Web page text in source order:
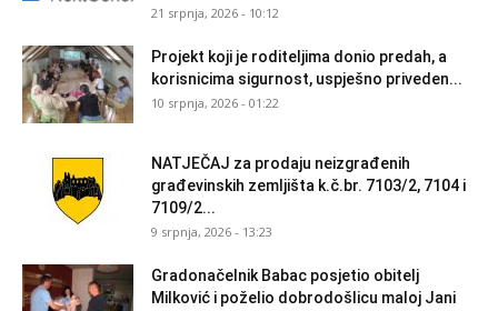
21 srpnja, 2026 - 10:12
Projekt koji je roditeljima donio predah, a
korisnicima sigurnost, uspješno priveden...
10 srpnja, 2026 - 01:22
NATJEČAJ za prodaju neizgrađenih
građevinskih zemljišta k.č.br. 7103/2, 7104 i
7109/2...
9 srpnja, 2026 - 13:23
Gradonačelnik Babac posjetio obitelj
Milković i poželio dobrodošlicu maloj Jani